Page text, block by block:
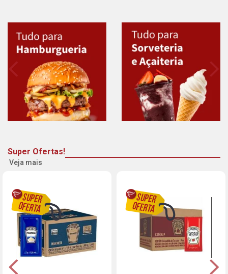
Super Ofertas!
Veja mais